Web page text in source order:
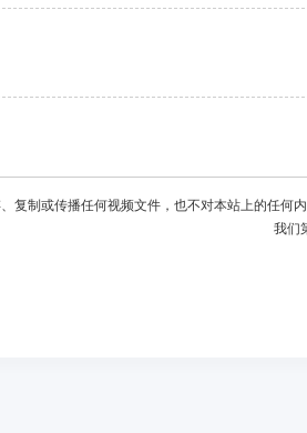
复制或传播任何视频文件，也不对本站上的任
我们